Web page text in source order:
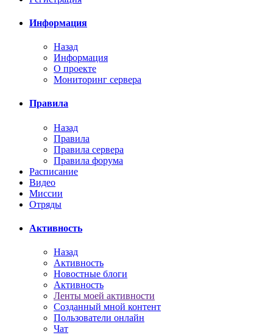
Информация
Назад
Информация
О проекте
Мониторинг сервера
Правила
Назад
Правила
Правила сервера
Правила форума
Расписание
Видео
Миссии
Отряды
Активность
Назад
Активность
Новостные блоги
Активность
Ленты моей активности
Созданный мной контент
Пользователи онлайн
Чат